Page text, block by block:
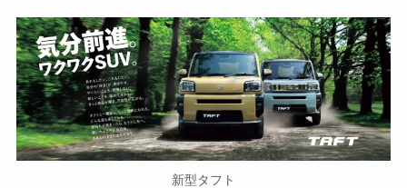
新型タフト